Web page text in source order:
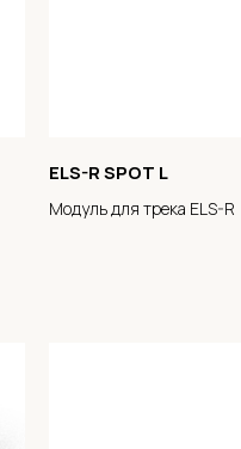
ELS-R SPOT L
Модуль для трека ELS-R